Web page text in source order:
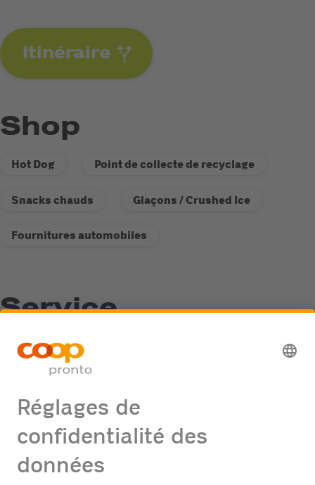
Itinéraire
Shop
Hot Dog Point de collecte de recyclage
Snacks chauds Glaçons / Crushed Ice
Fournitures automobiles
Service
Point de collecte de recyclage
Offres d'emploi